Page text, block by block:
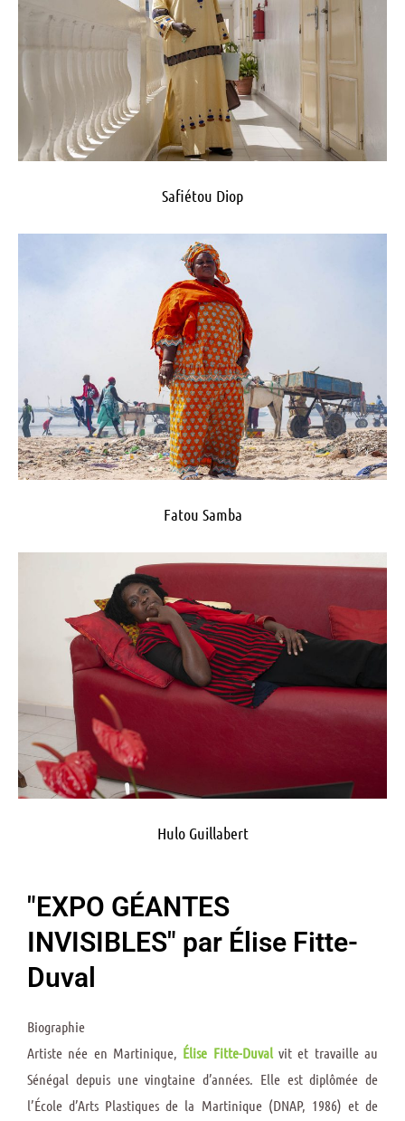
Safiétou Diop
Fatou Samba
Hulo Guillabert
"EXPO GÉANTES
INVISIBLES" par Élise Fitte-
Duval
Biographie
Artiste née en Martinique, Élise Fitte-Duvalvit et travaille au
Sénégal depuis une vingtaine d’années. Elle est diplômée de
l’École d’Arts Plastiques de la Martinique (DNAP, 1986) et de